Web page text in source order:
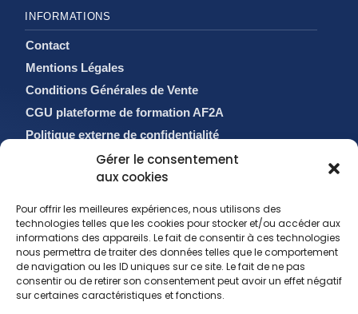
Gérer le consentement
aux cookies
Pour offrir les meilleures expériences, nous utilisons des
technologies telles que les cookies pour stocker et/ou accéder aux
informations des appareils. Le fait de consentir à ces technologies
nous permettra de traiter des données telles que le comportement
de navigation ou les ID uniques sur ce site. Le fait de ne pas
consentir ou de retirer son consentement peut avoir un effet négatif
sur certaines caractéristiques et fonctions.
INFORMATIONS
Contact
Mentions Légales
Conditions Générales de Vente
CGU plateforme de formation AF2A
Politique externe de confidentialité
Politique de cookies (EU)